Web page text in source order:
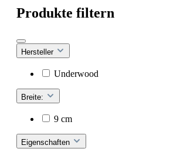
Produkte filtern
Hersteller
Underwood
Breite:
9 cm
Eigenschaften